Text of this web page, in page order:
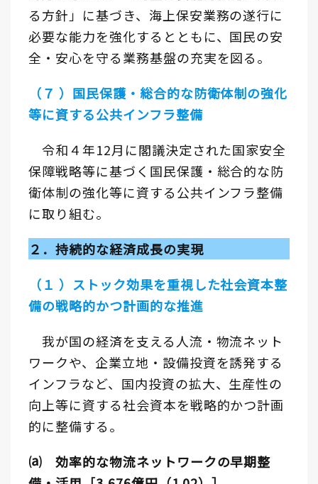
る方針」に基づき、海上保安業務の遂行に
必要な能力を強化するとともに、国民の安
全・安心を守る業務基盤の充実を図る。
（７ ）国民保護・総合的な防衛体制の強化
等に資する公共インフラ整備
令和４年12月に閣議決定された国家安全
保障戦略等に基づく国民保護・総合的な防
衛体制の強化等に資する公共インフラ整備
に取り組む。
２．持続的な経済成長の実現
（１ ）ストック効果を重視した社会資本整
備の戦略的かつ計画的な推進
我が国の経済を支える人流・物流ネット
ワークや、企業立地・設備投資を誘発する
インフラなど、国内投資の拡大、生産性の
向上等に資する社会資本を戦略的かつ計画
的に整備する。
⒜ 効率的な物流ネットワークの早期整